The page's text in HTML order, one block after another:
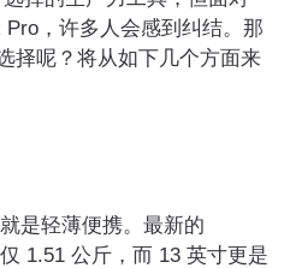
，许多人会感到纠结。那
择呢？将从如下几个方面来
是轻薄便携。最新的
1.51 公斤，而 13 英寸更是